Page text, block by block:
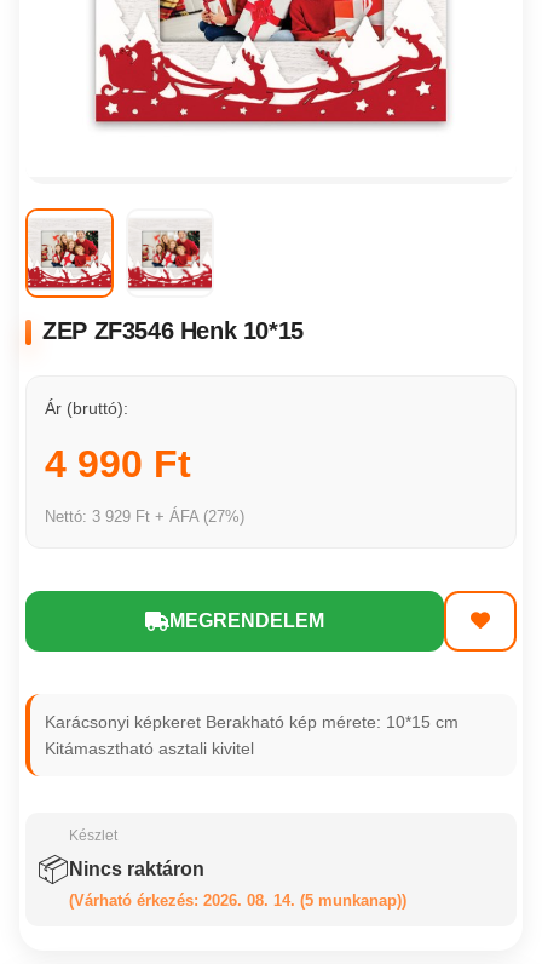
ZEP ZF3546 Henk 10*15
Ár (bruttó):
4 990 Ft
Nettó: 3 929 Ft + ÁFA (27%)
MEGRENDELEM
Karácsonyi képkeret Berakható kép mérete: 10*15 cm
Kitámasztható asztali kivitel
📦
Készlet
Nincs raktáron
(Várható érkezés: 2026. 08. 14. (5 munkanap))